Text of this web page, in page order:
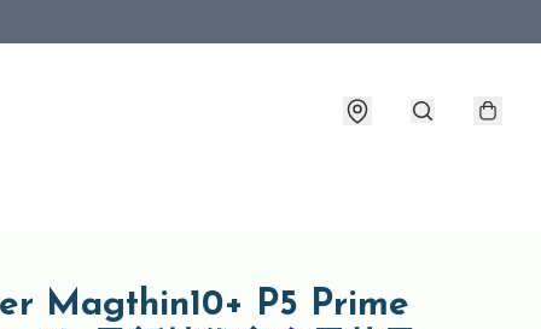
Magthin10+ P5 Prime